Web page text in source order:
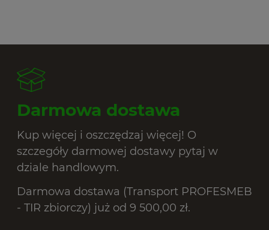
Darmowa dostawa
Kup więcej i oszczędzaj więcej! O
szczegóły darmowej dostawy pytaj w
dziale handlowym.
Darmowa dostawa (Transport PROFESMEB
- TIR zbiorczy) już od 9 500,00 zł.